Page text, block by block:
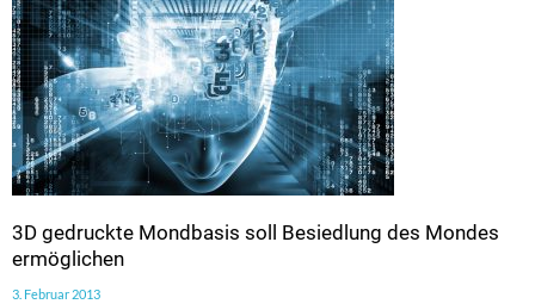
3D gedruckte Mondbasis soll Besiedlung des Mondes
ermöglichen
3. Februar 2013